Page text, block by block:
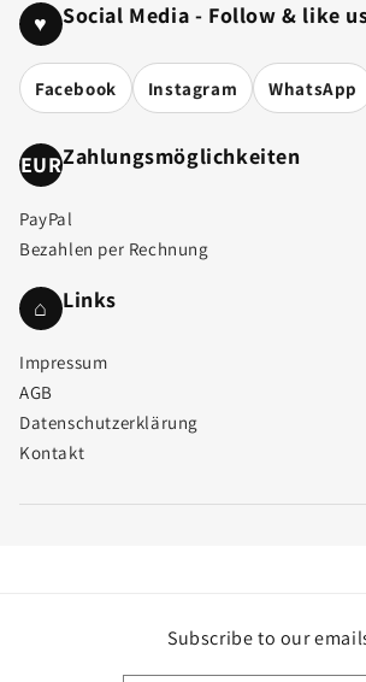
♥ Social Media - Follow & like
Facebook Instagram WhatsApp
EURZahlungsmöglichkeiten
PayPal
Bezahlen per Rechnung
⌂ Links
Impressum
AGB
Datenschutzerklärung
Kontakt
Subscribe to our